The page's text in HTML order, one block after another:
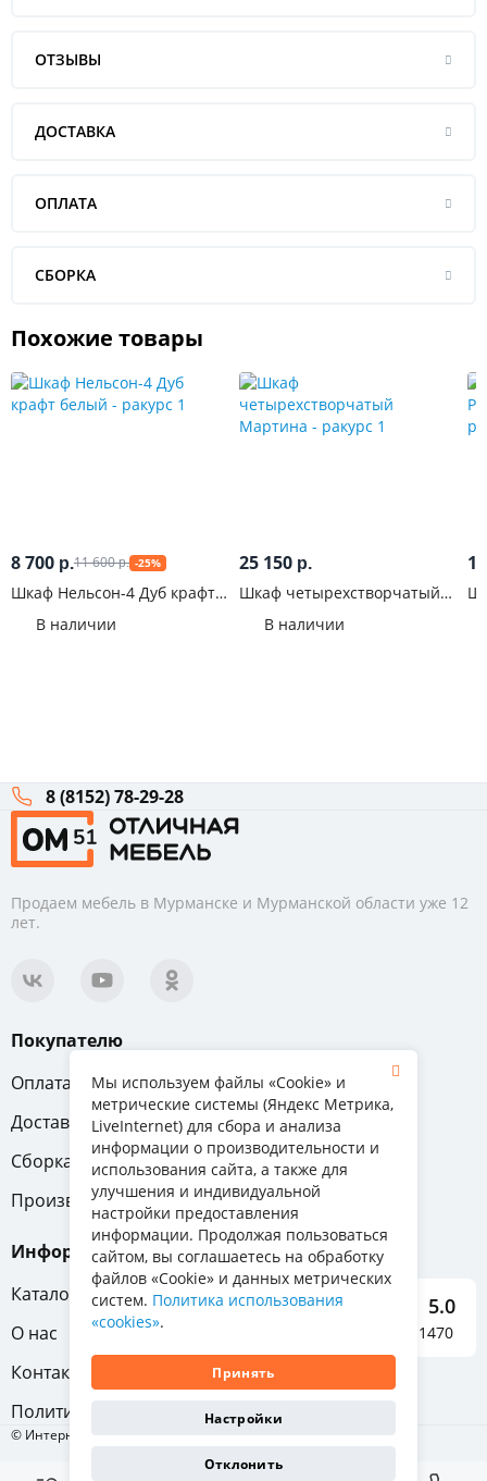
ОТЗЫВЫ
ДОСТАВКА
ОПЛАТА
СБОРКА
Похожие товары
8 700 р.11 600р. -25%
Шкаф Нельсон-4 Дуб крафт
В наличии
25 150 р.
Шкаф четырехстворчатый
В наличии
8 (8152) 78-29-28
Продаем мебель в Мурманске и Мурманской области уже 12
лет.
Покупателю
Оплата
Вопрос-ответ
Доставка
Обмен и возврат
Сборка
Гарантия
Производители
Информация
Каталог мебели
О нас
Контакты
Политика конфиденциальности
5.0
Отзывы о нас 1470
© Интернет-магазин «Отличная мебель», 2011-2026
Мы используем файлы «Cookie» и
метрические системы (Яндекс Метрика,
LiveInternet) для сбора и анализа
информации о производительности и
использования сайта, а также для
улучшения и индивидуальной
настройки предоставления
информации. Продолжая пользоваться
сайтом, вы соглашаетесь на обработку
файлов «Cookie» и данных метрических
систем. Политика использования
«cookies».
Принять
Настройки
Отклонить